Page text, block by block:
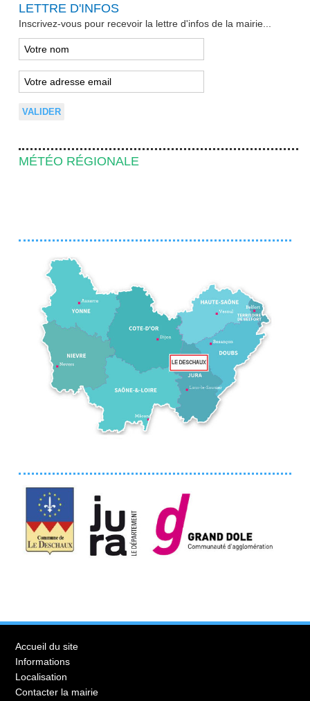
LETTRE D'INFOS
Inscrivez-vous pour recevoir la lettre d'infos de la mairie...
MÉTÉO RÉGIONALE
Accueil du site
Informations
Localisation
Contacter la mairie